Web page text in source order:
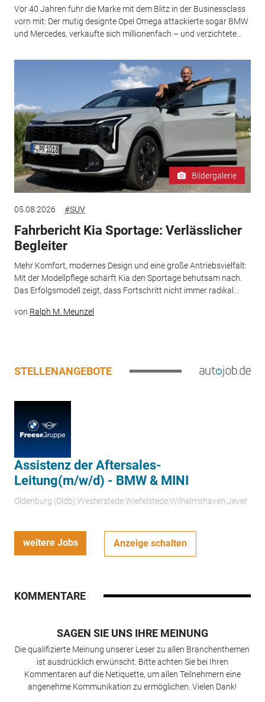
Vor 40 Jahren fuhr die Marke mit dem Blitz in der Businessclass
vorn mit: Der mutig designte Opel Omega attackierte sogar BMW
und Mercedes, verkaufte sich millionenfach – und verzichtete...
Bildergalerie
05.08.2026 #SUV
Fahrbericht Kia Sportage: Verlässlicher
Begleiter
Mehr Komfort, modernes Design und eine große Antriebsvielfalt:
Mit der Modellpflege schärft Kia den Sportage behutsam nach.
Das Erfolgsmodell zeigt, dass Fortschritt nicht immer radikal...
von Ralph M. Meunzel
STELLENANGEBOTE
Assistenz der Aftersales-
Leitung(m/w/d) - BMW & MINI
Oldenburg (Oldb);Westerstede;Wiefelstede;Wilhelmshaven;Jever
weitere Jobs Anzeige schalten
KOMMENTARE
SAGEN SIE UNS IHRE MEINUNG
Die qualifizierte Meinung unserer Leser zu allen Branchenthemen
ist ausdrücklich erwünscht. Bitte achten Sie bei Ihren
Kommentaren auf die Netiquette, um allen Teilnehmern eine
angenehme Kommunikation zu ermöglichen. Vielen Dank!